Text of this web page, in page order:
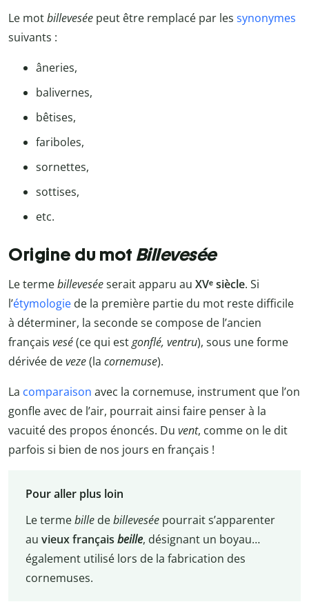
Le motbillevesée peut être remplacé par les synonymes
suivants :
âneries,
balivernes,
bêtises,
fariboles,
sornettes,
sottises,
etc.
Origine du mot Billevesée
Le termebilleveséeserait apparu au XVᵉ siècle. Si
l’étymologie de la première partie du mot reste difficile
à déterminer, la seconde se compose de l’ancien
français vesé(ce qui estgonflé, ventru), sous une forme
dérivée deveze(la cornemuse).
La comparaison avec la cornemuse, instrument que l’on
gonfle avec de l’air, pourrait ainsi faire penser à la
vacuité des propos énoncés. Du vent, comme on le dit
parfois si bien de nos jours en français !
Pour aller plus loin
Le termebilledebilleveséepourrait s’apparenter
au vieux français beille, désignant un boyau…
également utilisé lors de la fabrication des
cornemuses.